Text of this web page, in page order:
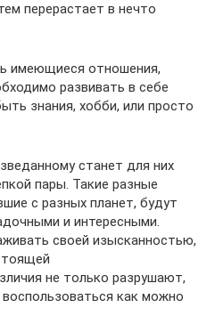
перерастает в нечто
имеющиеся отношения,
развивать в себе
знания, хобби, или просто
станет для них
пары. Такие разные
с разных планет, будут
и интересными.
своей изысканностью,
не только разрушают,
как можно